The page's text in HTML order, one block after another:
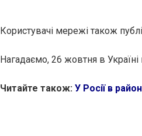
Користувачі мережі також
Нагадаємо, 26 жовтня в Україні
Читайте також: У Росії в